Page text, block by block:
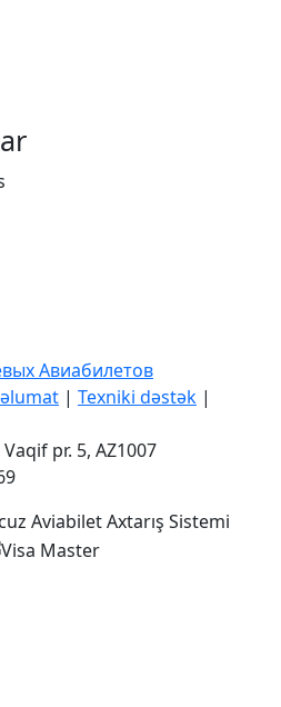
| Texniki dəstək |
pr. 5, AZ1007
Aviabilet Axtarış Sistemi